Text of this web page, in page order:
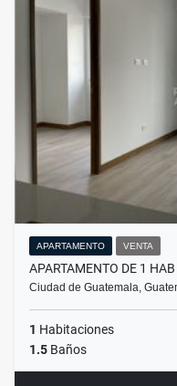
APARTAMENTO VENTA
APARTAMENTO DE 1
Ciudad de Guatemala,
1 Habitaciones
1.5 Baños